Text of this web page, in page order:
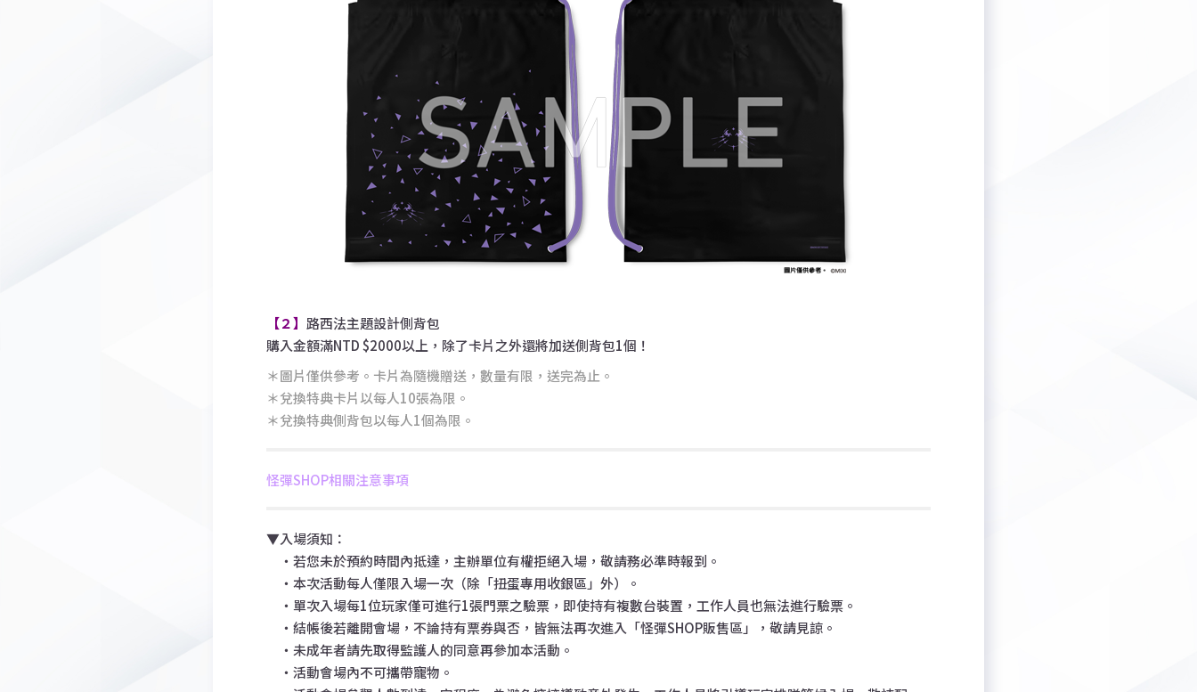
【２】 路西法主題設計側背包
購入金額滿NTD $2000以上，除了卡片之外還將加送側背包1個！
＊圖片僅供參考。卡片為隨機贈送，數量有限，送完為止。
＊兌換特典卡片以每人10張為限。
＊兌換特典側背包以每人1個為限。
怪彈SHOP相關注意事項
▼入場須知：
・若您未於預約時間內抵達，主辦單位有權拒絕入場，敬請務必準時報到。
・本次活動每人僅限入場一次（除「扭蛋專用收銀區」外）。
・單次入場每1位玩家僅可進行1張門票之驗票，即使持有複數台裝置，工作人員也無法進行驗票。
・結帳後若離開會場，不論持有票券與否，皆無法再次進入「怪彈SHOP販售區」，敬請見諒。
・未成年者請先取得監護人的同意再參加本活動。
・活動會場內不可攜帶寵物。